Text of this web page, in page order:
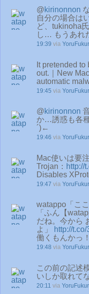
@kirinonnon
自分の場合は
ど、tukinoha
し… もうあれ
19:39 via
It pretended
out.｜New
automatic
19:45 via
@kirinonnon
か…誘惑も各
´)←
19:46 via
Mac使いは要
Trojan： http://
Disables
19:47 via
watappo「こ
「ふん【
だね。今から
よ」
http://
働くもんかっ
19:48 via
この前の記述
いしか取れて
20:11 via